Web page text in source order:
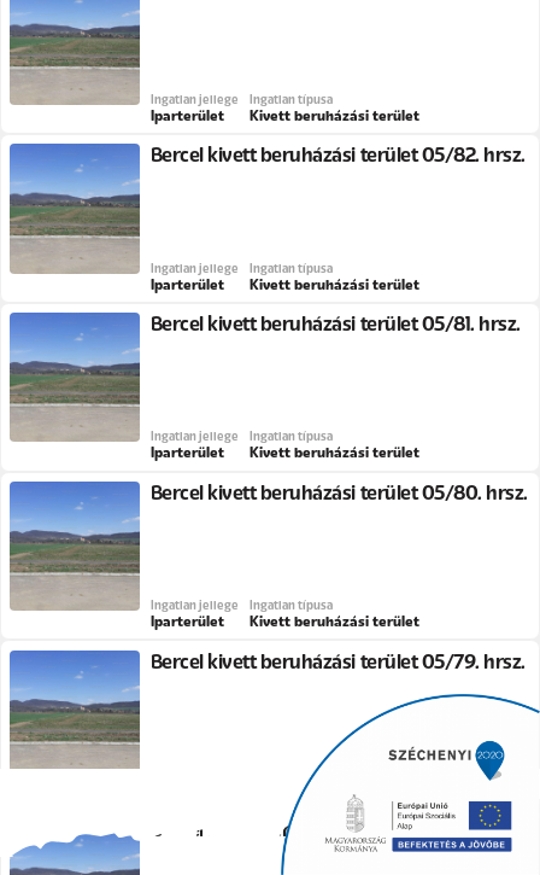
Ingatlan jellege
Iparterület
Ingatlan típusa
Kivett beruházási terület
Bercel kivett beruházási terület 05/82. hrsz.
Ingatlan jellege
Iparterület
Ingatlan típusa
Kivett beruházási terület
Bercel kivett beruházási terület 05/81. hrsz.
Ingatlan jellege
Iparterület
Ingatlan típusa
Kivett beruházási terület
Bercel kivett beruházási terület 05/80. hrsz.
Ingatlan jellege
Iparterület
Ingatlan típusa
Kivett beruházási terület
Bercel kivett beruházási terület 05/79. hrsz.
Ingatlan típusa
Kivett beruházási terület
Bercel kivett beruházási terület 05/78. hrsz.